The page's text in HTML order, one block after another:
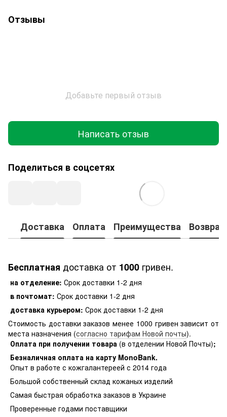
Отзывы
Добавьте первый отзыв
Написать отзыв
Поделиться в соцсетях
Доставка Оплата Преимущества Возврат
Бесплатная доставка от 1000 гривен.
на отделение: Срок доставки 1-2 дня
в почтомат: Срок доставки 1-2 дня
доставка курьером: Срок доставки 1-2 дня
Стоимость доставки заказов менее 1000 гривен зависит от
места назначения (согласно тарифам Новой почты).
Оплата при получении товара (в отделении Новой Почты);
Безналичная оплата на карту MonoBank.
Опыт в работе с кожгалантереей с 2014 года
Большой собственный склад кожаных изделий
Самая быстрая обработка заказов в Украине
Проверенные годами поставщики